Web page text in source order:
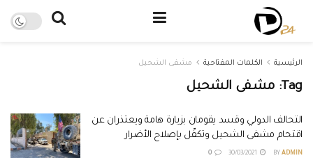
الرئيسية الكلمات المفتاحية مشفى الشحيل
Tag: مشفى الشحيل
التحالف الدولي وقسد يقومان بزيارة هامة ويعتذران عن
اقتحام مشفى الشحيل وتكفّل بإصلاح الأضرار
BY ADMIN